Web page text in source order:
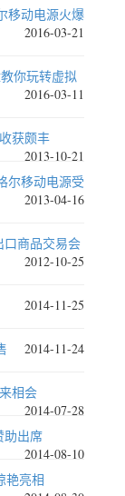
移动电源火爆
2016-03-21
你玩转虚拟
2016-03-11
获颇丰
2013-10-21
尔移动电源受
2013-04-16
口商品交易会
2012-10-25
2014-11-25
2014-11-24
相会
2014-07-28
助出席
2014-08-10
艳亮相